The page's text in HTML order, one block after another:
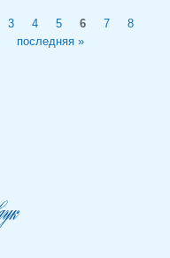
3 4 5 6 7
8
последняя »